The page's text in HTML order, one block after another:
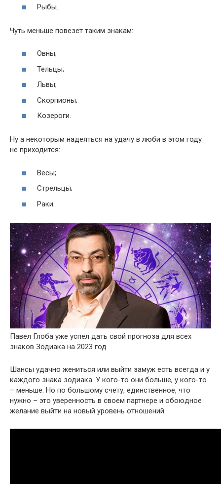
Рыбы.
Чуть меньше повезет таким знакам:
Овны;
Тельцы;
Львы;
Скорпионы;
Козероги.
Ну а некоторым надеяться на удачу в люби в этом году
не приходится:
Весы;
Стрельцы;
Раки.
Павел Глоба уже успел дать свой прогноза для всех
знаков Зодиака на 2023 год
Шансы удачно жениться или выйти замуж есть всегда и у
каждого знака зодиака. У кого-то они больше, у кого-то
– меньше. Но по большому счету, единственное, что
нужно – это уверенность в своем партнере и обоюдное
желание выйти на новый уровень отношений.